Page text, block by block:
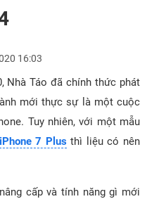
16:03
Nhà Táo đã chính thức phát
mới thực sự là một cuộc
Tuy nhiên, với một mẫu
iPhone 7 Plusthì liệu có nên
cấp và tính năng gì mới